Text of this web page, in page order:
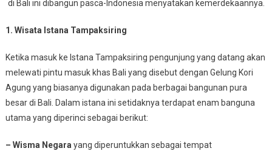
di Bali ini dibangun pasca-Indonesia menyatakan kemerdekaannya.
1. Wisata Istana Tampaksiring
Ketika masuk ke Istana Tampaksiring pengunjung yang datang akan
melewati pintu masuk khas Bali yang disebut dengan Gelung Kori
Agung yang biasanya digunakan pada berbagai bangunan pura
besar di Bali. Dalam istana ini setidaknya terdapat enam banguna
utama yang diperinci sebagai berikut:
– Wisma Negara yang diperuntukkan sebagai tempat